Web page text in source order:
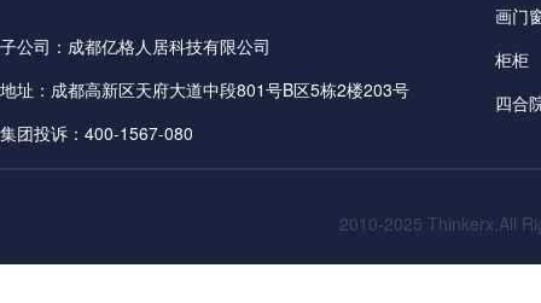
子公司：成都亿格人居科技有限公司
地址：成都高新区天府大道中段801号B区5栋2楼203号
集团投诉：400-1567-080
画门
柜柜
四合
2010-2025 Thinkerx,All